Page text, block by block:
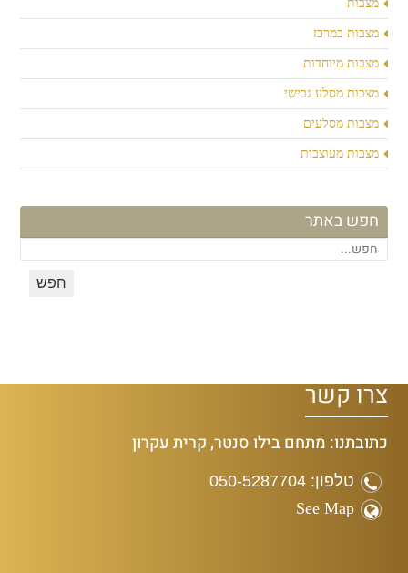
מצבות
מצבות במרכז
מצבות מיוחדות
מצבות מסלע גבישי
מצבות מסלעים
מצבות מעוצבות
חפש באתר
צרו קשר
כתובתנו: מתחם בילו סנטר, קרית עקרון
טלפון: 050-5287704
See Map